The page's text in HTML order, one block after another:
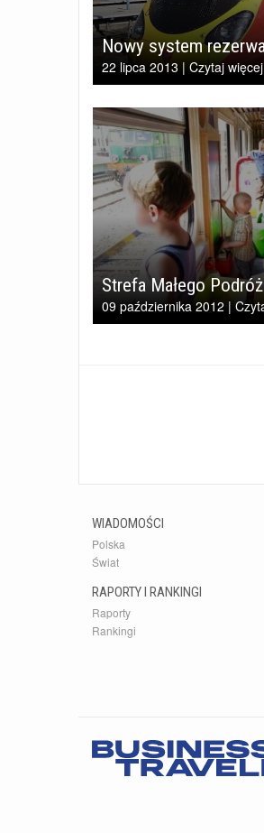
Nowy system
22 lipca 2013 | Czytaj więcej
Strefa Małego
09 października 2012 |
WIADOMOŚCI
Polska
Świat
RAPORTY I RANKINGI
Raporty
Rankingi